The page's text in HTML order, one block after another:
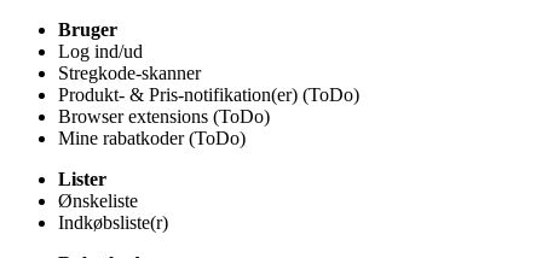
Bruger
Log ind/ud
Stregkode-skanner
Produkt- & Pris-notifikation(er) (ToDo)
Browser extensions (ToDo)
Mine rabatkoder (ToDo)
Lister
Ønskeliste
Indkøbsliste(r)